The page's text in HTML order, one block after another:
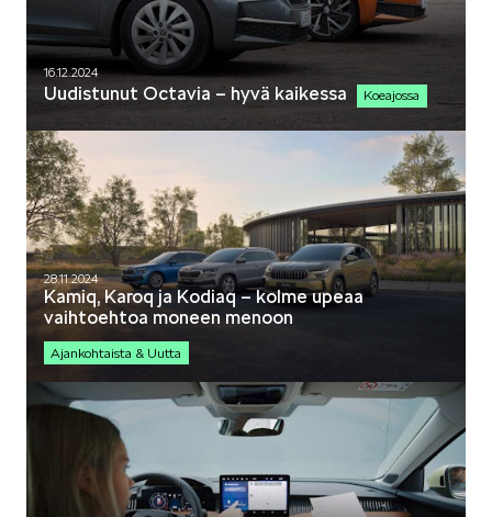
ELROQ
EPIQ
16.12.2024
Uudistunut Octavia – hyvä kaikessa Koeajossa
28.11.2024
Kamiq, Karoq ja Kodiaq – kolme upeaa
vaihtoehtoa moneen menoon
Ajankohtaista & Uutta